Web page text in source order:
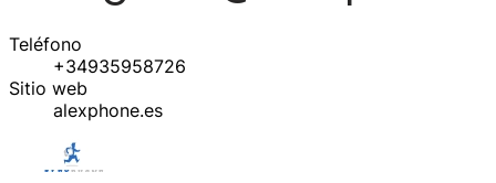
Teléfono
+34935958726
Sitio web
alexphone.es